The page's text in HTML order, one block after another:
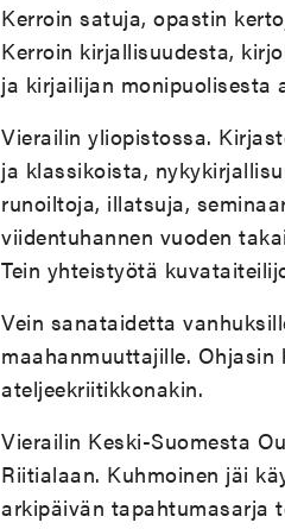
Kerroin satuja, opastin
Kerroin kirjallisuudesta,
ja kirjailijan monipuolisesta
Vierailin yliopistossa.
ja klassikoista,
runoiltoja, illatsuja,
viidentuhannen vuoden
Tein yhteistyötä
Vein sanataidetta
maahanmuuttajille.
ateljeekriitikkonakin.
Vierailin Keski-Suomesta
Riitialaan. Kuhmoinen jäi
arkipäivän tapahtumasarja